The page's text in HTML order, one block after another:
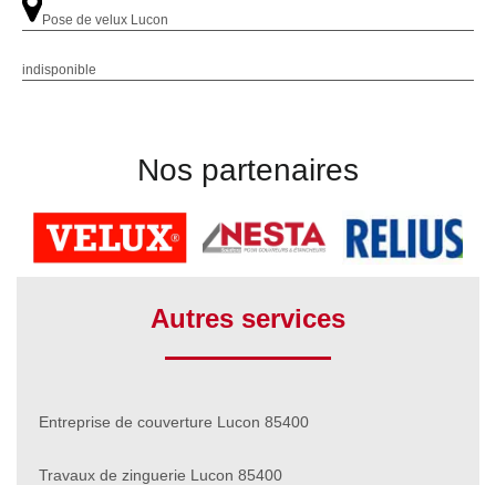
Pose de velux Lucon
indisponible
Nos partenaires
Autres services
Entreprise de couverture Lucon 85400
Travaux de zinguerie Lucon 85400